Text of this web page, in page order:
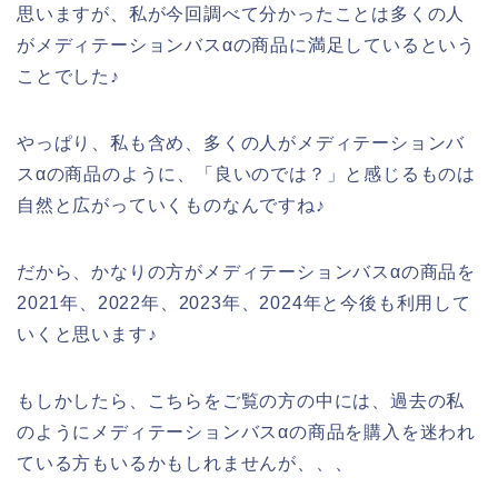
思いますが、私が今回調べて分かったことは多くの人
がメディテーションバスαの商品に満足しているという
ことでした♪
やっぱり、私も含め、多くの人がメディテーションバ
スαの商品のように、「良いのでは？」と感じるものは
自然と広がっていくものなんですね♪
だから、かなりの方がメディテーションバスαの商品を
2021年、2022年、2023年、2024年と今後も利用して
いくと思います♪
もしかしたら、こちらをご覧の方の中には、過去の私
のようにメディテーションバスαの商品を購入を迷われ
ている方もいるかもしれませんが、、、